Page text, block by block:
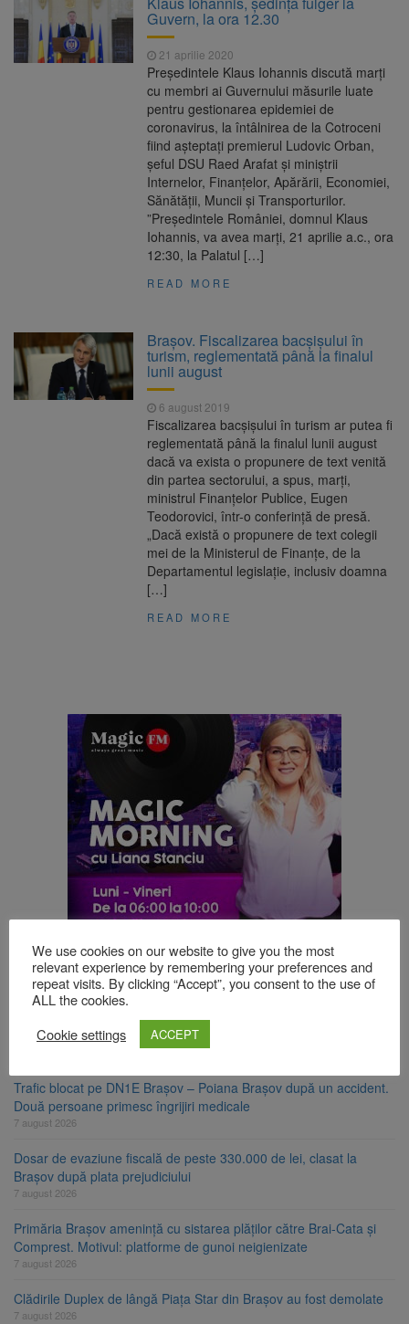
Motivul: platforme de gunoi neigienizate
7 august 2026
Clădirile Duplex de lângă
Piața Star din Brașov au fost demolate
Platforma Belvedere de pe
Tâmpa intră în renovare. Contract de peste 1
milion de lei și termen de trei luni
Asociația Română pentru
Iluminat cere reducerea luminii pe timpul
nopții, nu oprirea iluminatului public
Guvern, la ora 12.30
21 aprilie 2020
Preşedintele Klaus Iohannis discută marţi
cu membri ai Guvernului măsurile luate
pentru gestionarea epidemiei de
coronavirus, la întâlnirea de la Cotroceni
fiind aşteptaţi premierul Ludovic Orban,
şeful DSU Raed Arafat şi miniştrii
Internelor, Finanţelor, Apărării, Economiei,
Sănătăţii, Muncii şi Transporturilor.
”Preşedintele României, domnul Klaus
Iohannis, va avea marţi, 21 aprilie a.c., ora
12:30, la Palatul […]
READ MORE
Brașov. Fiscalizarea bacșișului în
turism, reglementată până la finalul
lunii august
6 august 2019
Fiscalizarea bacşişului în turism ar putea fi
reglementată până la finalul lunii august
dacă va exista o propunere de text venită
din partea sectorului, a spus, marţi,
ministrul Finanţelor Publice, Eugen
Teodorovici, într-o conferinţă de presă.
„Dacă există o propunere de text colegii
mei de la Ministerul de Finanţe, de la
Departamentul legislaţie, inclusiv doamna
[…]
READ MORE
TOP ȘTIRI
Asociația Română pentru Iluminat cere reducerea luminii pe
timpul nopții, nu oprirea iluminatului public
Trafic blocat pe DN1E Brașov – Poiana Brașov după un accident.
Două persoane primesc îngrijiri medicale
7 august 2026
Dosar de evaziune fiscală de peste 330.000 de lei, clasat la
Brașov după plata prejudiciului
7 august 2026
Primăria Brașov amenință cu sistarea plăților către Brai-Cata și
Comprest. Motivul: platforme de gunoi neigienizate
7 august 2026
Clădirile Duplex de lângă Piața Star din Brașov au fost demolate
7 august 2026
We use cookies on our website to give you the most
relevant experience by remembering your preferences and
repeat visits. By clicking “Accept”, you consent to the use of
ALL the cookies.
Cookie settings
ACCEPT